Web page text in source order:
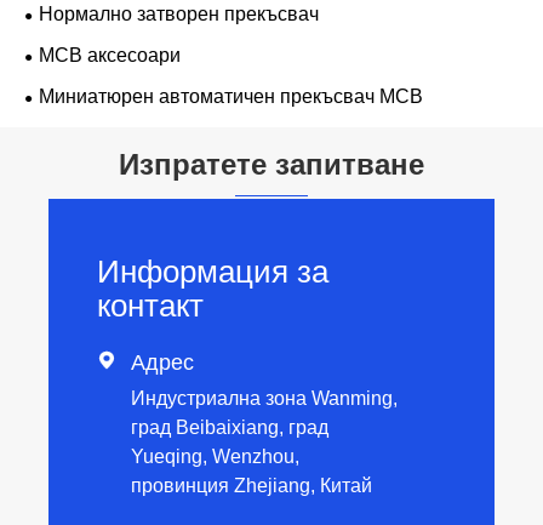
Нормално затворен прекъсвач
MCB аксесоари
Миниатюрен автоматичен прекъсвач MCB
Изпратете запитване
Информация за
контакт
 Адрес
Индустриална зона Wanming,
град Beibaixiang, град
Yueqing, Wenzhou,
провинция Zhejiang, Китай